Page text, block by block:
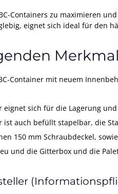
Containers zu maximieren
eignet sich ideal für den
Container mit neuem
eignet sich für die Lagerung
ist auch befüllt stapelbar, die
150 mm Schraubdeckel,
und die Gitterbox und die